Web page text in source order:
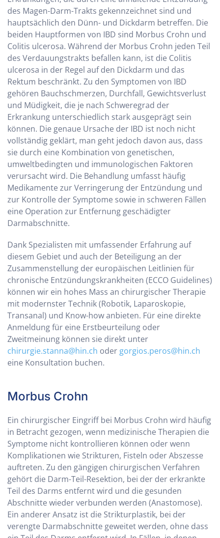
des Magen-Darm-Trakts gekennzeichnet sind und
hauptsächlich den Dünn- und Dickdarm betreffen. Die
beiden Hauptformen von IBD sind Morbus Crohn und
Colitis ulcerosa. Während der Morbus Crohn jeden Teil
des Verdauungstrakts befallen kann, ist die Colitis
ulcerosa in der Regel auf den Dickdarm und das
Rektum beschränkt. Zu den Symptomen von IBD
gehören Bauchschmerzen, Durchfall, Gewichtsverlust
und Müdigkeit, die je nach Schweregrad der
Erkrankung unterschiedlich stark ausgeprägt sein
können. Die genaue Ursache der IBD ist noch nicht
vollständig geklärt, man geht jedoch davon aus, dass
sie durch eine Kombination von genetischen,
umweltbedingten und immunologischen Faktoren
verursacht wird. Die Behandlung umfasst häufig
Medikamente zur Verringerung der Entzündung und
zur Kontrolle der Symptome sowie in schweren Fällen
eine Operation zur Entfernung geschädigter
Darmabschnitte.
Dank Spezialisten mit umfassender Erfahrung auf
diesem Gebiet und auch der Beteiligung an der
Zusammenstellung der europäischen Leitlinien für
chronische Entzündungskrankheiten (ECCO Guidelines)
können wir ein hohes Mass an chirurgischer Therapie
mit modernster Technik (Robotik, Laparoskopie,
Transanal) und Know-how anbieten. Für eine direkte
Anmeldung für eine Erstbeurteilung oder
Zweitmeinung können sie direkt unter
chirurgie.stanna@hin.ch oder gorgios.peros@hin.ch
eine Konsultation buchen.
Morbus Crohn
Ein chirurgischer Eingriff bei Morbus Crohn wird häufig
in Betracht gezogen, wenn medizinische Therapien die
Symptome nicht kontrollieren können oder wenn
Komplikationen wie Strikturen, Fisteln oder Abszesse
auftreten. Zu den gängigen chirurgischen Verfahren
gehört die Darm-Teil-Resektion, bei der der erkrankte
Teil des Darms entfernt wird und die gesunden
Abschnitte wieder verbunden werden (Anastomose).
Ein anderer Ansatz ist die Strikturplastik, bei der
verengte Darmabschnitte geweitet werden, ohne dass